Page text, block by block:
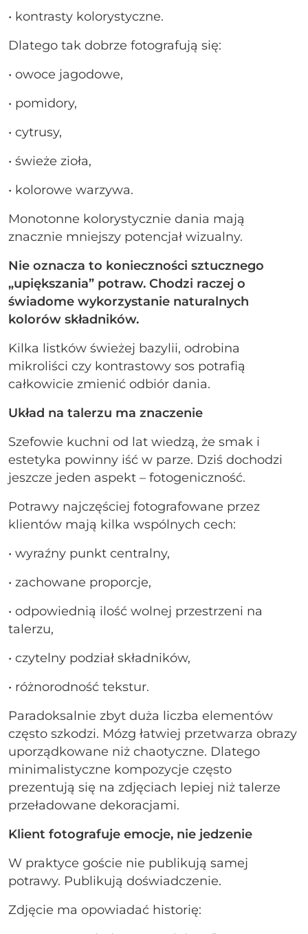
• kontrasty kolorystyczne.
Dlatego tak dobrze fotografują się:
• owoce jagodowe,
• pomidory,
• cytrusy,
• świeże zioła,
• kolorowe warzywa.
Monotonne kolorystycznie dania mają
znacznie mniejszy potencjał wizualny.
Nie oznacza to konieczności sztucznego
„upiększania” potraw. Chodzi raczej o
świadome wykorzystanie naturalnych
kolorów składników.
Kilka listków świeżej bazylii, odrobina
mikroliści czy kontrastowy sos potrafią
całkowicie zmienić odbiór dania.
Układ na talerzu ma znaczenie
Szefowie kuchni od lat wiedzą, że smak i
estetyka powinny iść w parze. Dziś dochodzi
jeszcze jeden aspekt – fotogeniczność.
Potrawy najczęściej fotografowane przez
klientów mają kilka wspólnych cech:
• wyraźny punkt centralny,
• zachowane proporcje,
• odpowiednią ilość wolnej przestrzeni na
talerzu,
• czytelny podział składników,
• różnorodność tekstur.
Paradoksalnie zbyt duża liczba elementów
często szkodzi. Mózg łatwiej przetwarza obrazy
uporządkowane niż chaotyczne. Dlatego
minimalistyczne kompozycje często
prezentują się na zdjęciach lepiej niż talerze
przeładowane dekoracjami.
Klient fotografuje emocje, nie jedzenie
W praktyce goście nie publikują samej
potrawy. Publikują doświadczenie.
Zdjęcie ma opowiadać historię: